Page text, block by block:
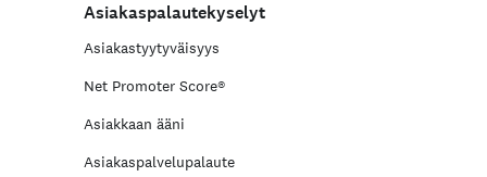
Asiakaspalautekyselyt
Asiakastyytyväisyys
Net Promoter Score®
Asiakkaan ääni
Asiakaspalvelupalaute